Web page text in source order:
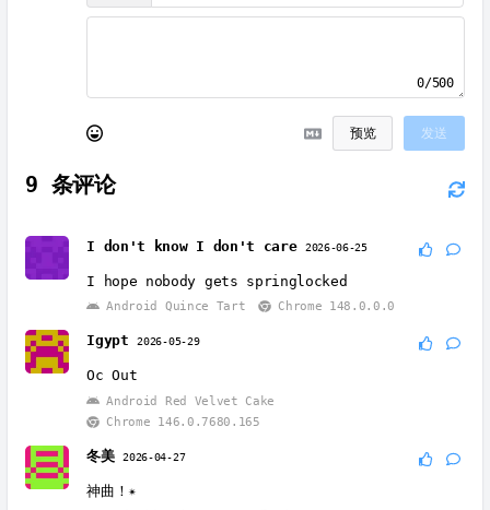
0/500
预览 发送
9 条评论
I don't know I don't care 2026-06-25
I hope nobody gets springlocked
Android Quince Tart Chrome 148.0.0.0
Igypt 2026-05-29
Oc Out
Android Red Velvet Cake
Chrome 146.0.7680.165
冬美 2026-04-27
神曲！✴️